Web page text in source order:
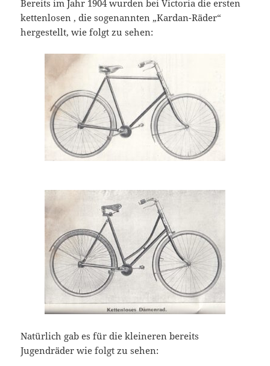
Bereits im Jahr 1904 wurden bei Victoria die ersten
kettenlosen , die sogenannten „Kardan-Räder“
hergestellt, wie folgt zu sehen:
Natürlich gab es für die kleineren bereits
Jugendräder wie folgt zu sehen: